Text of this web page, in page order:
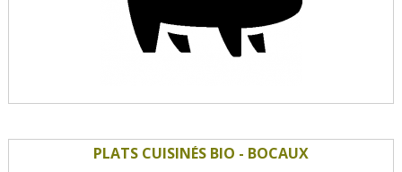
PLATS CUISINÉS BIO - BOCAUX